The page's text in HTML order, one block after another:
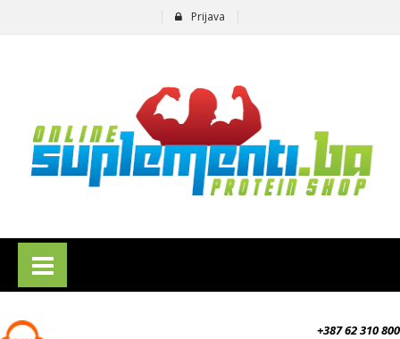
Prijava
+387 62 310 800